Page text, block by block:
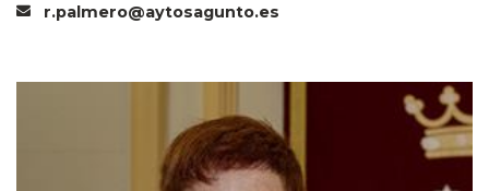
r.palmero@aytosagunto.es